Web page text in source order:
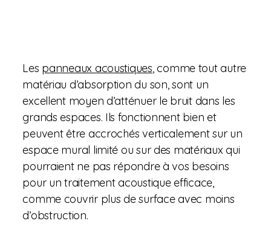
Les panneaux acoustiques, comme tout autre
matériau d’absorption du son, sont un
excellent moyen d’atténuer le bruit dans les
grands espaces. Ils fonctionnent bien et
peuvent être accrochés verticalement sur un
espace mural limité ou sur des matériaux qui
pourraient ne pas répondre à vos besoins
pour un traitement acoustique efficace,
comme couvrir plus de surface avec moins
d’obstruction.